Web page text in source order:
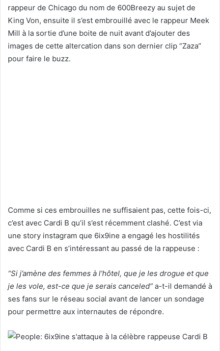
rappeur de Chicago du nom de 600Breezy au sujet de
King Von, ensuite il s’est embrouillé avec le rappeur Meek
Mill à la sortie d’une boite de nuit avant d’ajouter des
images de cette altercation dans son dernier clip “Zaza”
pour faire le buzz.
Comme si ces embrouilles ne suffisaient pas, cette fois-ci,
c’est avec Cardi B qu’il s’est récemment clashé. C’est via
une story instagram que 6ix9ine a engagé les hostilités
avec Cardi B en s’intéressant au passé de la rappeuse :
“Si j’amène des femmes à l’hôtel, que je les drogue et que
je les vole, est-ce que je serais canceled” a-t-il demandé à
ses fans sur le réseau social avant de lancer un sondage
pour permettre aux internautes de répondre.